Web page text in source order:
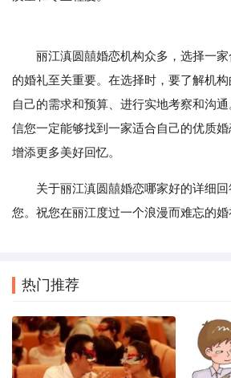
丽江滇圆囍婚恋机构众多，选择一家
的婚礼至关重要。在选择时，要了解机
自己的需求和预算、进行实地考察和沟
信您一定能够找到一家适合自己的优质
增添更多美好回忆。
关于丽江滇圆囍婚恋哪家好的详细
您。祝您在丽江度过一个浪漫而难忘的婚
热门推荐